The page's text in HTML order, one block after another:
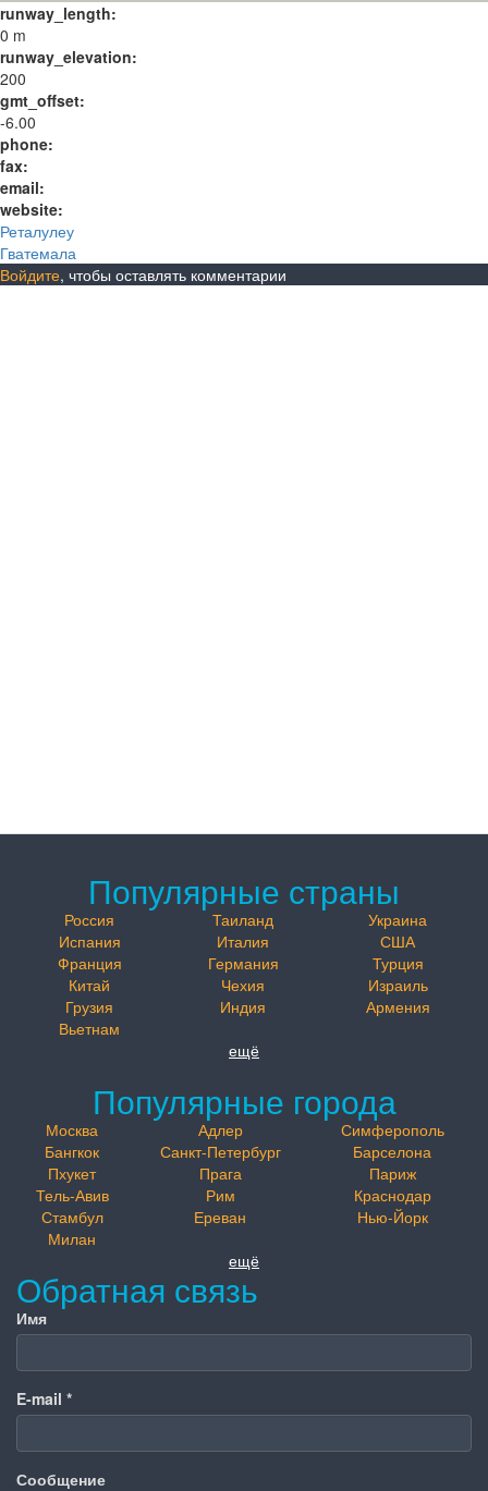
runway_length:
0 m
runway_elevation:
200
gmt_offset:
-6.00
phone:
fax:
email:
website:
Реталулеу
Гватемала
Войдите, чтобы оставлять комментарии
Популярные страны
Россия Таиланд
Украина
Испания
Италия
США
Франция
Германия
Турция
Китай
Чехия
Израиль
Грузия
Индия
Армения
Вьетнам
ещё
Популярные города
Москва Адлер
Симферополь
Бангкок
Санкт-Петербург
Барселона
Пхукет
Прага
Париж
Тель-Авив
Рим
Краснодар
Стамбул
Ереван
Нью-Йорк
Милан
ещё
Обратная связь
Имя
E-mail *
Сообщение